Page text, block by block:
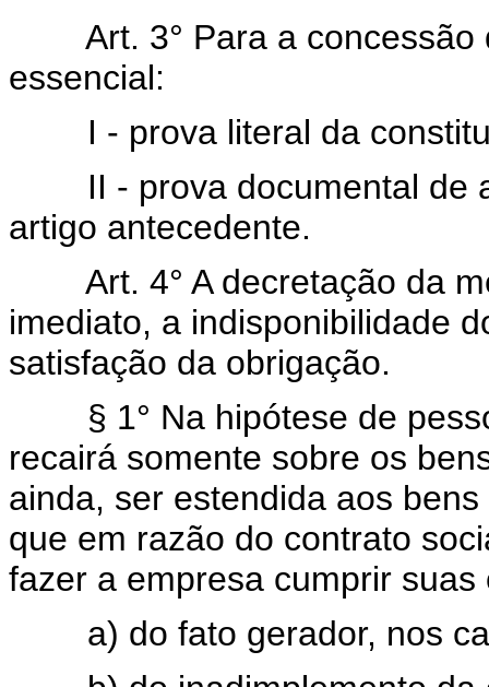
Art. 3° Para a
essencial:
I - prova literal da
II - prova documental de
artigo antecedente.
Art. 4° A decretação da
imediato, a indisponibilidade
satisfação da obrigação.
§ 1° Na hipótese de
recairá somente sobre os
ainda, ser estendida aos
que em razão do contrato
fazer a empresa cumprir
a) do fato gerador, nos